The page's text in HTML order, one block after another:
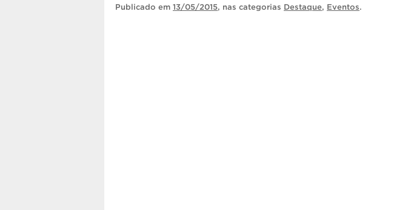
Publicado em 13/05/2015, nas categorias Destaque, Eventos.